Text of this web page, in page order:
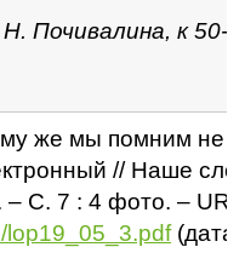
Почивалина, к 50-
же мы помним не
// Наше
С. 7 : 4 фото. –
lop19_05_3.pdf(дата